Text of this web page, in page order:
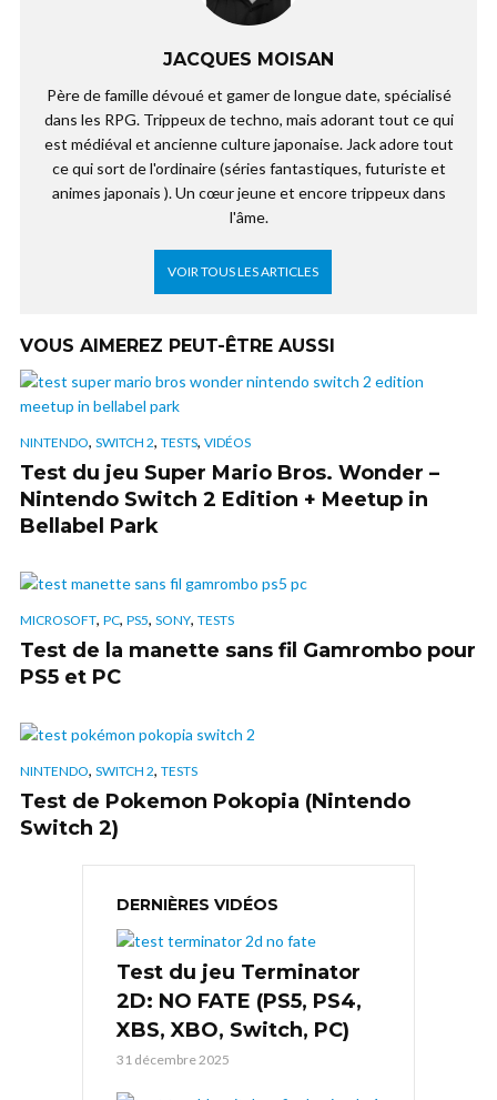
JACQUES MOISAN
Père de famille dévoué et gamer de longue date, spécialisé
dans les RPG. Trippeux de techno, mais adorant tout ce qui
est médiéval et ancienne culture japonaise. Jack adore tout
ce qui sort de l'ordinaire (séries fantastiques, futuriste et
animes japonais ). Un cœur jeune et encore trippeux dans
l'âme.
VOIR TOUS LES ARTICLES
VOUS AIMEREZ PEUT-ÊTRE AUSSI
NINTENDO, SWITCH 2, TESTS, VIDÉOS
Test du jeu Super Mario Bros. Wonder –
Nintendo Switch 2 Edition + Meetup in
Bellabel Park
MICROSOFT, PC, PS5, SONY, TESTS
Test de la manette sans fil Gamrombo pour
PS5 et PC
NINTENDO, SWITCH 2, TESTS
Test de Pokemon Pokopia (Nintendo
Switch 2)
DERNIÈRES VIDÉOS
Test du jeu Terminator
2D: NO FATE (PS5, PS4,
XBS, XBO, Switch, PC)
31 décembre 2025